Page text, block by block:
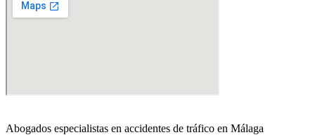
Abogados especialistas en accidentes de tráfico en Málaga